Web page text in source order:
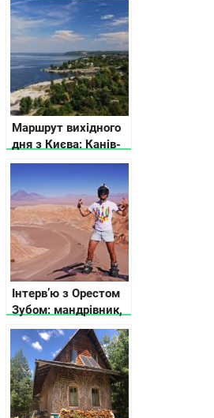
Маршрут вихідного
дня з Києва: Канів-
Трипілля
Інтерв’ю з Орестом
Зубом: мандрівник,
блогер та онлайн-
підприємець